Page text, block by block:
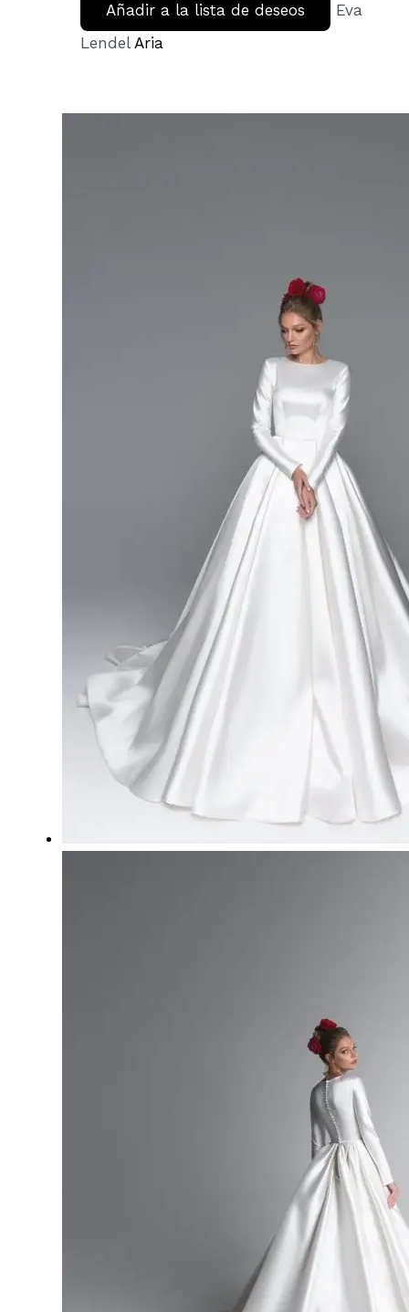
Añadir a la lista de deseos
Eva
LendelAria